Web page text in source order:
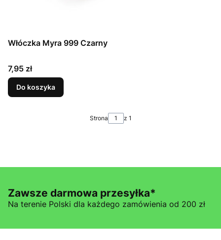
Włóczka Myra 999 Czarny
Cena
7,95 zł
Do koszyka
Strona z 1
Zawsze darmowa przesyłka*
Na terenie Polski dla każdego zamówienia od 200 zł